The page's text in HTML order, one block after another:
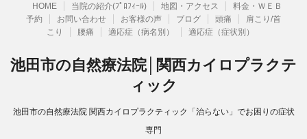
HOME 当院の紹介(ﾌﾟﾛﾌｨｰﾙ) 地図・アクセス
料金・ＷＥＢ
予約
お問い合わせ お客様の声 ブログ 頭痛
肩こり/首
こり
腰痛 適応症（病名別） 適応症（症状別）
池田市の自然療法院│関西カイロプラクテ
ィック
池田市の自然療法院 関西カイロプラクティック「治らない」でお困りの症状
専門